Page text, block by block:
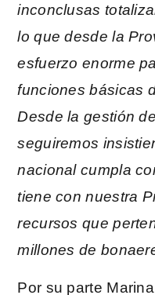
inconclusas
lo que desde la
esfuerzo enorme
funciones básicas
Desde la gestión
seguiremos
nacional cumpla
tiene con nuestra
recursos que
millones de
Por su parte